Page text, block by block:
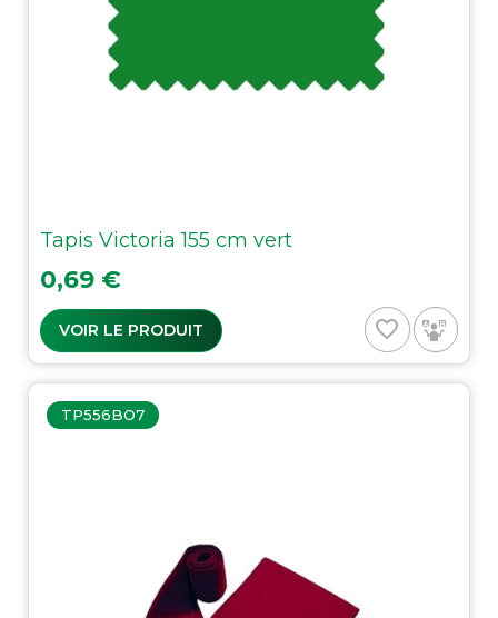
Tapis Victoria 155 cm vert
Prix
0,69 €
VOIR LE PRODUIT favorite_border
TP556BO7